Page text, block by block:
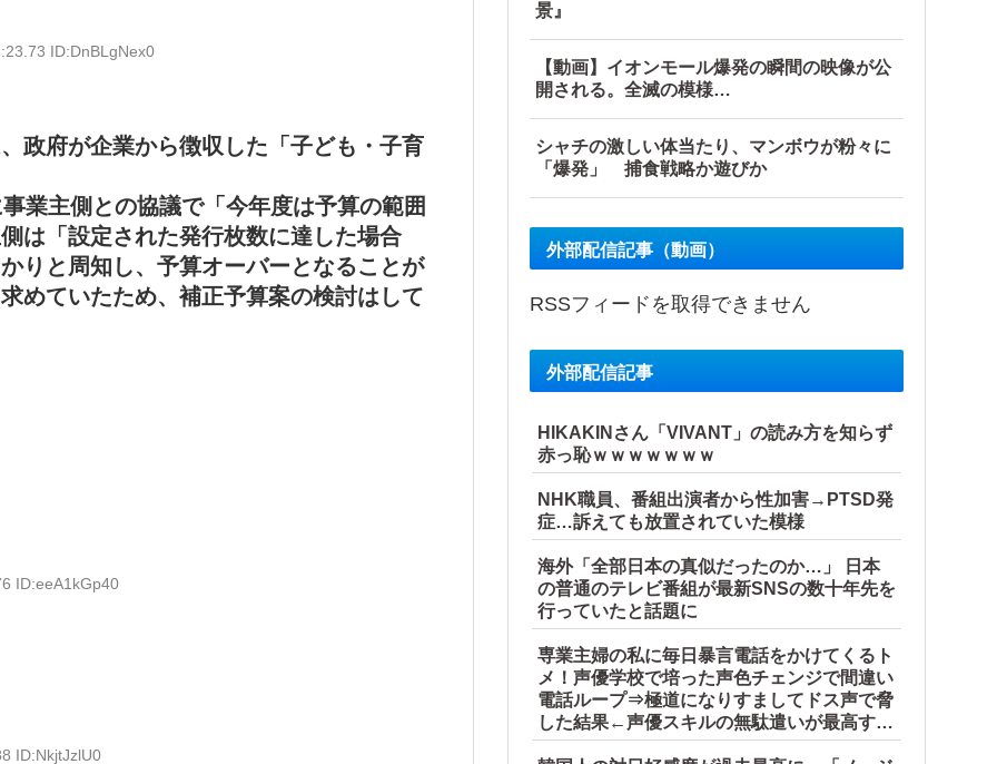
ID:DnBLgNex0
政府が企業から徴収した「子ども・子育
業主側との協議で「今年度は予算の範囲
は「設定された発行枚数に達した場合
りと周知し、予算オーバーとなることが
めていたため、補正予算案の検討はして
ID:eeA1kGp40
ID:NkjtJzlU0
景』
【動画】イオンモール爆発の瞬間の映像が公
開される。全滅の模様…
シャチの激しい体当たり、マンボウが粉々に
「爆発」 捕食戦略か遊びか
外部配信記事（動画）
RSSフィードを取得できません
外部配信記事
HIKAKINさん「VIVANT」の読み方を知らず
赤っ恥ｗｗｗｗｗｗｗ
NHK職員、番組出演者から性加害→PTSD発
症…訴えても放置されていた模様
海外「全部日本の真似だったのか…」 日本
の普通のテレビ番組が最新SNSの数十年先を
行っていたと話題に
専業主婦の私に毎日暴言電話をかけてくるト
メ！声優学校で培った声色チェンジで間違い
電話ループ⇒極道になりすましてドス声で脅
した結果←声優スキルの無駄遣いが最高すぎ
るｗｗｗ